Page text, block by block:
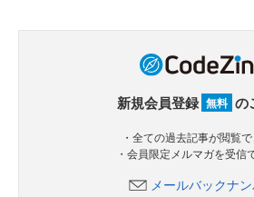
新規会員登録 無料 の
・全ての過去記事が閲覧
・会員限定メルマガを受信
メールバックナ